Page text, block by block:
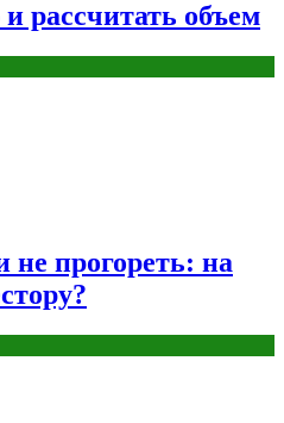
рассчитать объем
не прогореть: на